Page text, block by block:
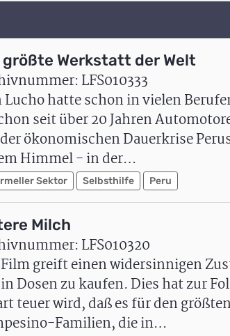
größte Werkstatt der Welt
LFS010333
Lucho hatte schon in vielen
seit über 20 Jahren
ökonomischen Dauerkrise
Himmel - in der…
Sektor Selbsthilfe Peru
Milch
LFS010320
greift einen widersinnigen
Dosen zu kaufen. Dies hat zur
teuer wird, daß es für den
Familien, die in…